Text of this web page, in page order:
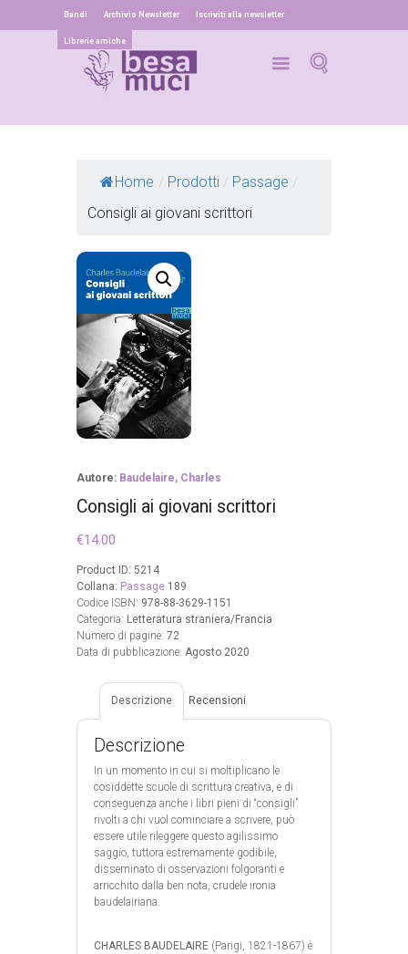
Bandi Archivio Newsletter Iscriviti alla newsletter
Librerie amiche
Home / Prodotti / Passage /
Consigli ai giovani scrittori
Autore: Baudelaire, Charles
Consigli ai giovani scrittori
€14.00
Product ID: 5214
Collana: Passage 189
Codice ISBN: 978-88-3629-1151
Categoria: Letteratura straniera/Francia
Numero di pagine: 72
Data di pubblicazione: Agosto 2020
Descrizione Recensioni
Descrizione
In un momento in cui si moltiplicano le
cosiddette scuole di scrittura creativa, e di
conseguenza anche i libri pieni di “consigli”
rivolti a chi vuol cominciare a scrivere, può
essere utile rileggere questo agilissimo
saggio, tuttora estremamente godibile,
disseminato di osservazioni folgoranti e
arricchito dalla ben nota, crudele ironia
baudelairiana.
CHARLES BAUDELAIRE (Parigi, 1821-1867) è